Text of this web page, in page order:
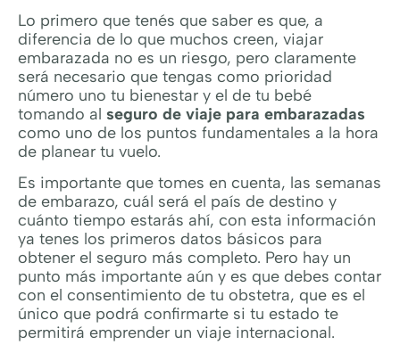
Lo primero que tenés que saber es que, a
diferencia de lo que muchos creen, viajar
embarazada no es un riesgo, pero claramente
será necesario que tengas como prioridad
número uno tu bienestar y el de tu bebé
tomando al seguro de viaje para embarazadas
como uno de los puntos fundamentales a la hora
de planear tu vuelo.
Es importante que tomes en cuenta, las semanas
de embarazo, cuál será el país de destino y
cuánto tiempo estarás ahí, con esta información
ya tenes los primeros datos básicos para
obtener el seguro más completo. Pero hay un
punto más importante aún y es que debes contar
con el consentimiento de tu obstetra, que es el
único que podrá confirmarte si tu estado te
permitirá emprender un viaje internacional.